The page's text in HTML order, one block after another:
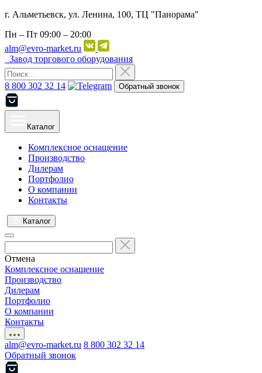
г. Альметьевск, ул. Ленина, 100, ТЦ "Панорама"
Пн – Пт 09:00 – 20:00
alm@evro-market.ru
Завод торгового оборудования
8 800 302 32 14 Обратный звонок
Каталог
Комплексное оснащение
Производство
Дилерам
Портфолио
О компании
Контакты
Каталог
Отмена
Комплексное оснащение
Производство
Дилерам
Портфолио
О компании
Контакты
alm@evro-market.ru 8 800 302 32 14
Обратный звонок